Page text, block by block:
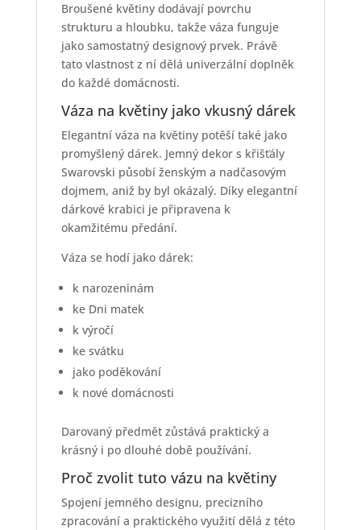
Broušené květiny dodávají povrchu
strukturu a hloubku, takže váza funguje
jako samostatný designový prvek. Právě
tato vlastnost z ní dělá univerzální doplněk
do každé domácnosti.
Váza na květiny jako vkusný dárek
Elegantní váza na květiny potěší také jako
promyšlený dárek. Jemný dekor s křišťály
Swarovski působí ženským a nadčasovým
dojmem, aniž by byl okázalý. Díky elegantní
dárkové krabici je připravena k
okamžitému předání.
Váza se hodí jako dárek:
k narozeninám
ke Dni matek
k výročí
ke svátku
jako poděkování
k nové domácnosti
Darovaný předmět zůstává praktický a
krásný i po dlouhé době používání.
Proč zvolit tuto vázu na květiny
Spojení jemného designu, precizního
zpracování a praktického využití dělá z této